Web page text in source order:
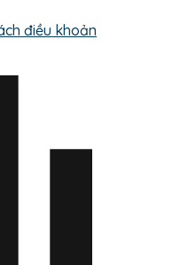
điều khoản